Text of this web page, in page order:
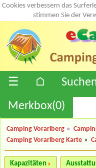
Cookies verbessern das
stimmen Sie der
☰ ⌂
Merkbox(0)
Camping Vorarlberg »
Camping Vorarlberg Karte »
Kapazitäten